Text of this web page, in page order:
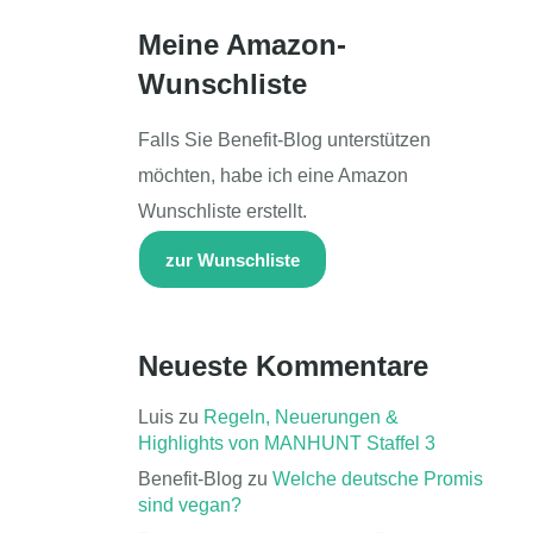
Meine Amazon-
Wunschliste
Falls Sie Benefit-Blog unterstützen
möchten, habe ich eine Amazon
Wunschliste erstellt.
zur Wunschliste
Neueste Kommentare
Luis zu Regeln, Neuerungen &
Highlights von MANHUNT Staffel 3
Benefit-Blog zu Welche deutsche Promis
sind vegan?